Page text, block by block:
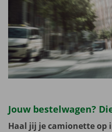
Jouw bestelwagen?
Haal jij je camionette op